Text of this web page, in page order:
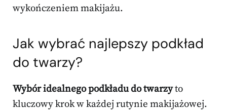
wykończeniem makijażu.
Jak wybrać najlepszy podkład
do twarzy?
Wybór idealnego podkładu do twarzyto
kluczowy krok w każdej rutynie makijażowej.